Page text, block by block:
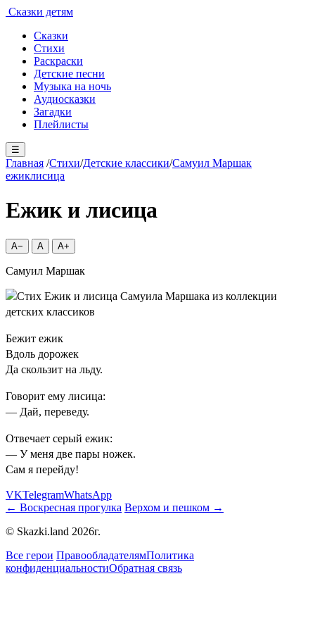
Сказки детям
Сказки
Стихи
Раскраски
Детские песни
Музыка на ночь
Аудиосказки
Загадки
Плейлисты
☰
Главная /Стихи/Детские классики/Самуил Маршак
ежиклисица
Ежик и лисица
A− A A+
Самуил Маршак
Бежит ежик
Вдоль дорожек
Да скользит на льду.
Говорит ему лисица:
— Дай, переведу.
Отвечает серый ежик:
— У меня две пары ножек.
Сам я перейду!
VKTelegramWhatsApp
← Воскресная прогулка Верхом и пешком →
© Skazki.land 2026г.
Все герои ПравообладателямПолитика
конфиденциальностиОбратная связь